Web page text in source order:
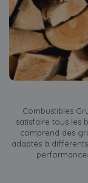
Combustibles
satisfaire tous les
comprend des
adaptés à